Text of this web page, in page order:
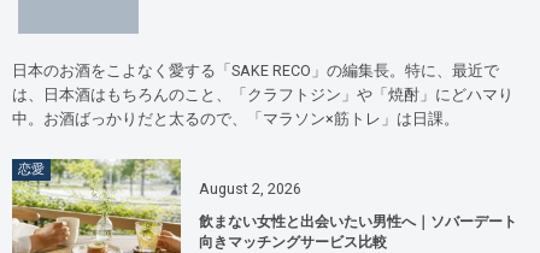
日本のお酒をこよなく愛する「SAKE RECO」の編集長。特に、最近で
は、日本酒はもちろんのこと、「クラフトジン」や「焼酎」にどハマり
中。お酒ばっかりだと太るので、「マラソン×筋トレ」は日課。
恋愛
August 2 2026
飲まない女性と出会いたい男性へ｜ソバーデート
向きマッチングサービス比較